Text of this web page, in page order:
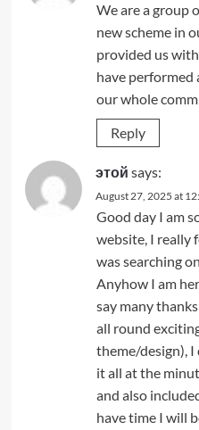
We are a group
new scheme in
provided us
have performed
our whole
Reply
этой says:
August 27, 2025 at
Good day I am
website, I really
was searching
Anyhow I am
say many
all round
theme/design), I
it all at the
and also
have time I will